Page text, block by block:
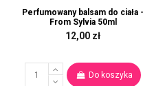
Perfumowany balsam do ciała -
From Sylvia 50ml
12,00 zł
Do koszyka